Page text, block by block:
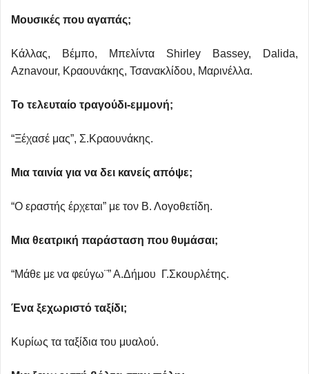
Μουσικές που αγαπάς;
Κάλλας, Βέμπο, Μπελίντα Shirley Bassey, Dalida,
Aznavour, Κραουνάκης, Τσανακλίδου, Μαρινέλλα.
Το τελευταίο τραγούδι-εμμονή;
“Ξέχασέ μας”, Σ.Κραουνάκης.
Μια ταινία για να δει κανείς απόψε;
“Ο εραστής έρχεται” με τον Β. Λογοθετίδη.
Μια θεατρική παράσταση που θυμάσαι;
“Μάθε με να φεύγω¨” Α.Δήμου Γ.Σκουρλέτης.
Ένα ξεχωριστό ταξίδι;
Κυρίως τα ταξίδια του μυαλού.